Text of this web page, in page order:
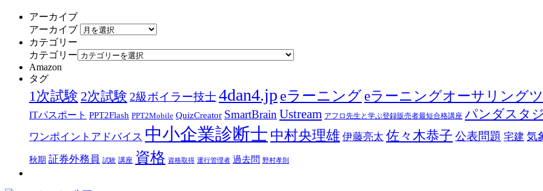
アーカイブ
アーカイブ
カテゴリー
カテゴリー
Amazon
タグ
1次試験 2次試験 2級ボイラー技士4dan4.jp eラーニング eラーニングオーサリング
ITパスポート PPT2Flash PPT2Mobile QuizCreator SmartBrain Ustream アフロ先生と学ぶ登録販売者最短合格講座 パンダスタ
ワンポイントアドバイス 中小企業診断士 中村央理雄 伊藤亮太 佐々木恭子 公表問題 宅建 気
秋期 証券外務員 試験 講座 資格 資格取得 運行管理者 過去問 野村孝則